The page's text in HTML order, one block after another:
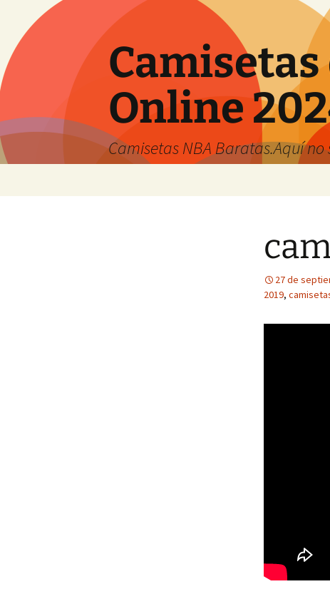
Online
Camisetas NBA Baratas.Aquí
27 de
2019,